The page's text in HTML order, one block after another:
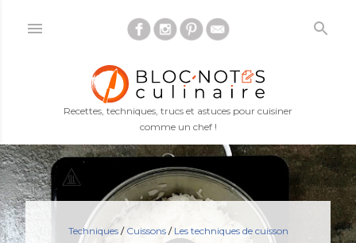
Accéder au contenu principal
Recettes, techniques, trucs et astuces pour cuisiner
comme un chef !
Techniques/ Cuissons/ Les techniques de cuisson